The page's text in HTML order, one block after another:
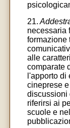
21.
necessaria
formazione
alle
comparate
l'apporto
cineprese
discussioni
riferirsi ai
scuole e